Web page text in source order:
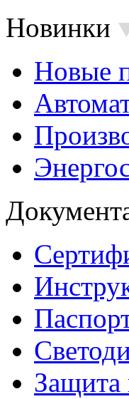
Новинки
Новые
Защита